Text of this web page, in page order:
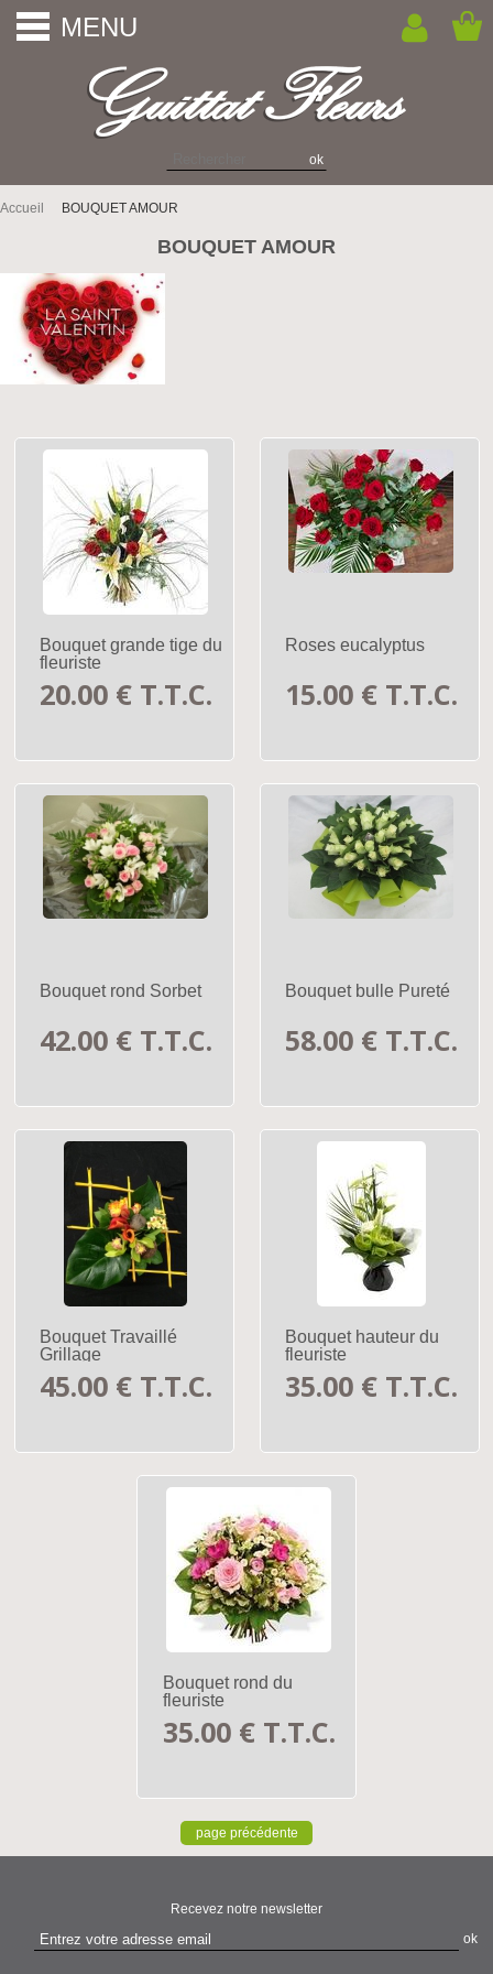
MENU
Accueil BOUQUET AMOUR
BOUQUET AMOUR
Bouquet grande tige du
fleuriste
20.00 € T.T.C.
Roses eucalyptus
15.00 € T.T.C.
Bouquet rond Sorbet
42.00 € T.T.C.
Bouquet bulle Pureté
58.00 € T.T.C.
Bouquet Travaillé
Grillage
45.00 € T.T.C.
Bouquet hauteur du
fleuriste
35.00 € T.T.C.
Bouquet rond du
fleuriste
35.00 € T.T.C.
Recevez notre newsletter